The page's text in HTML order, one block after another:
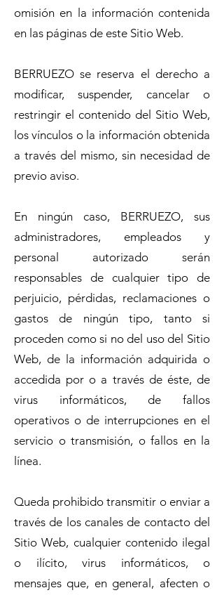
omisión en la información contenida
en las páginas de este Sitio Web.
BERRUEZO se reserva el derecho a
modificar, suspender, cancelar o
restringir el contenido del Sitio Web,
los vínculos o la información obtenida
a través del mismo, sin necesidad de
previo aviso.
En ningún caso, BERRUEZO, sus
administradores, empleados y
personal autorizado serán
responsables de cualquier tipo de
perjuicio, pérdidas, reclamaciones o
gastos de ningún tipo, tanto si
proceden como si no del uso del Sitio
Web, de la información adquirida o
accedida por o a través de éste, de
virus informáticos, de fallos
operativos o de interrupciones en el
servicio o transmisión, o fallos en la
línea.
Queda prohibido transmitir o enviar a
través de los canales de contacto del
Sitio Web, cualquier contenido ilegal
o ilícito, virus informáticos, o
mensajes que, en general, afecten o